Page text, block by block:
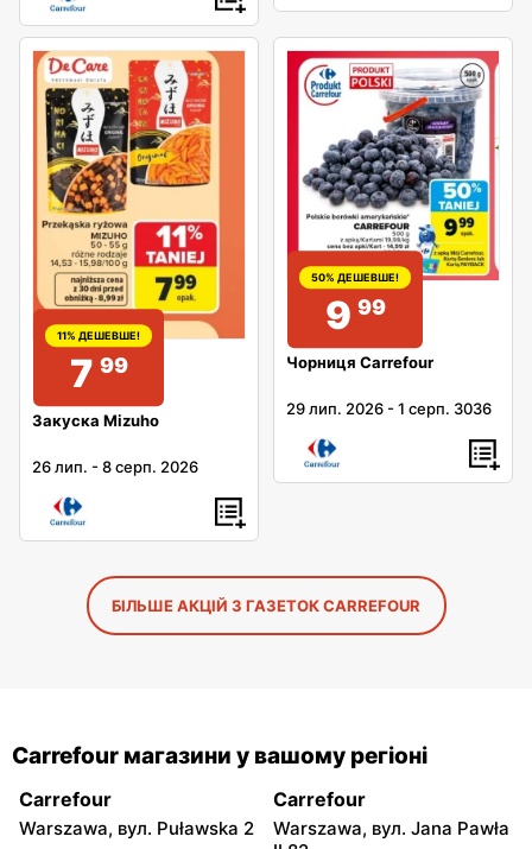
11% ДЕШЕВШЕ!
7 99
Закуска Mizuho
26 лип. -8 серп. 2026
50% ДЕШЕВШЕ!
9 99
Чорниця Carrefour
29 лип. 2026 -1 серп. 3036
БІЛЬШЕ АКЦІЙ З ГАЗЕТОК CARREFOUR
Carrefour магазини у вашому регіоні
Carrefour
Warszawa, вул. Puławska 2
Carrefour
Warszawa, вул. Jana Pawła